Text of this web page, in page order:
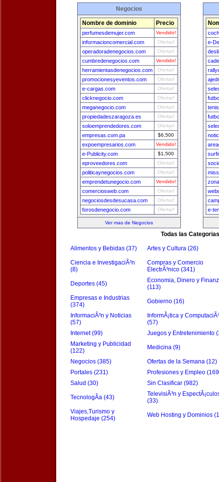
Negocios
Nombre de dominio Precio
perfumesdemujer.com Vendido!
informacioncomercial.com Ofertar!
operadoradenegocios.com Ofertar!
cumbredenegocios.com Vendido!
herramientasdenegocios.com Ofertar!
promocionesyeventos.com Ofertar!
e-cargas.com Ofertar!
clicknegocio.com Ofertar!
meganegocio.com Ofertar!
propiedadeszaragoza.es Ofertar!
soloemprendedores.com Ofertar!
empresas.com.pa $6,500
expoempresarios.com Vendido!
e-Publicity.com $1,500
eproveedores.com Ofertar!
politicaynegocios.com Ofertar!
emprendetunegocio.com Vendido!
comerciosweb.com Ofertar!
negociosdesdesucasa.com Ofertar!
forosdenegocio.com Ofertar!
Ver mas de Negocios
e-
e-
Todas las Categorias
Alimentos y Bebidas (37) Artes y Cultura (26)
Ciencia e InvestigaciÃ³n
(8)
Compras y Comercio
ElectrÃ³nico (341)
Deportes (45)
Economia, Dinero y
(113)
Empresas e Industrias
(374)
Gobierno (16)
InformaciÃ³n y Noticias
(57)
InformÃ¡tica y
(57)
Internet (99)
Juegos y Entretenimiento
Marketing y Publicidad
(122)
Medicina (9)
Negocios (385)
Ofertas de la Semana (12)
Portales (231)
Profesiones y Empleo
Salud (30)
Sin Clasificar (982)
TecnologÃ­a (43)
TelevisiÃ³n y
(33)
Viajes,Turismo y
Hospedaje (254)
Web Hosting y Dominios